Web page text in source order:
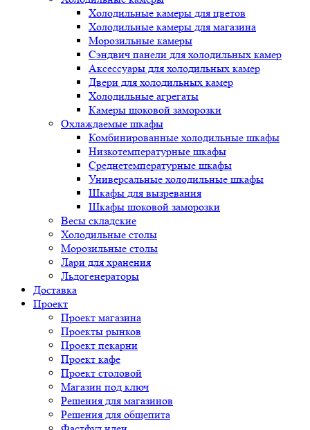
Холодильные камеры для цветов
Холодильные камеры для магазина
Морозильные камеры
Сэндвич панели для холодильных камер
Аксессуары для холодильных камер
Двери для холодильных камер
Холодильные агрегаты
Камеры шоковой заморозки
Охлаждаемые шкафы
Комбинированные холодильные шкафы
Низкотемпературные шкафы
Среднетемпературные шкафы
Универсальные холодильные шкафы
Шкафы для вызревания
Шкафы шоковой заморозки
Весы складские
Холодильные столы
Морозильные столы
Лари для хранения
Льдогенераторы
Доставка
Проект
Проект магазина
Проекты рынков
Проект пекарни
Проект кафе
Проект столовой
Магазин под ключ
Решения для магазинов
Решения для общепита